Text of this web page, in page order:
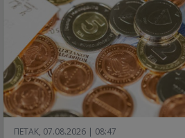
ПЕТАК, 07.08.2026 | 08:47